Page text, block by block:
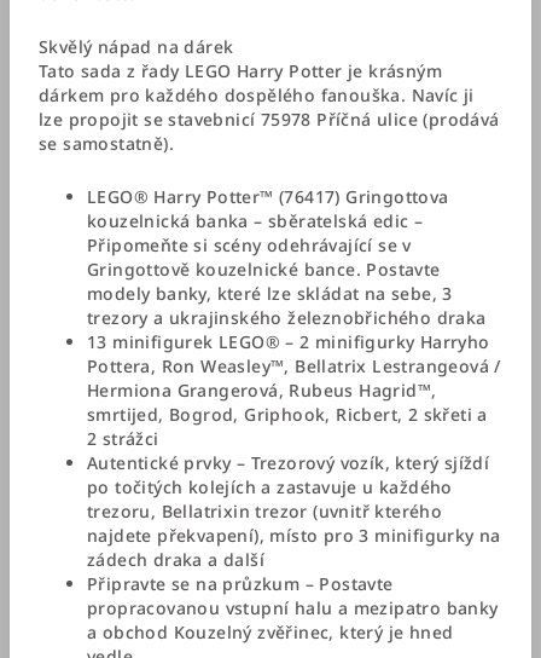
Skvělý nápad na dárek
Tato sada z řady LEGO Harry Potter je krásným
dárkem pro každého dospělého fanouška. Navíc ji
lze propojit se stavebnicí 75978 Příčná ulice (prodává
se samostatně).
LEGO® Harry Potter™ (76417) Gringottova
kouzelnická banka – sběratelská edic –
Připomeňte si scény odehrávající se v
Gringottově kouzelnické bance. Postavte
modely banky, které lze skládat na sebe, 3
trezory a ukrajinského železnobřichého draka
13 minifigurek LEGO® – 2 minifigurky Harryho
Pottera, Ron Weasley™, Bellatrix Lestrangeová /
Hermiona Grangerová, Rubeus Hagrid™,
smrtijed, Bogrod, Griphook, Ricbert, 2 skřeti a
2 strážci
Autentické prvky – Trezorový vozík, který sjíždí
po točitých kolejích a zastavuje u každého
trezoru, Bellatrixin trezor (uvnitř kterého
najdete překvapení), místo pro 3 minifigurky na
zádech draka a další
Připravte se na průzkum – Postavte
propracovanou vstupní halu a mezipatro banky
a obchod Kouzelný zvěřinec, který je hned